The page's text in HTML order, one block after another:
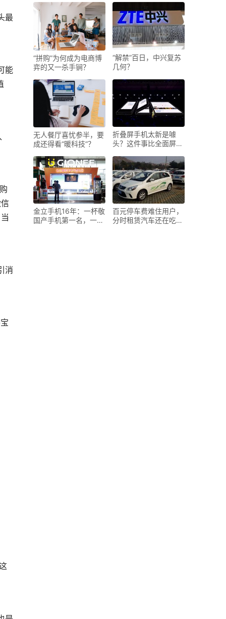
“拼购”为何成为电商博
弈的又一杀手锏？
“解禁”百日，中兴复苏
几何？
无人餐厅喜忧参半，要
成还得看“暖科技”？
折叠屏手机太新是噱
头？这件事比全面屏做
金立手机16年：一杯敬
国产手机第一名，一杯
百元停车费难住用户，
分时租赁汽车还在吃